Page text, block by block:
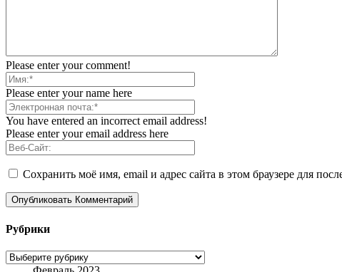
Please enter your comment!
Please enter your name here
You have entered an incorrect email address!
Please enter your email address here
Сохранить моё имя, email и адрес сайта в этом браузере для
Рубрики
Рубрики